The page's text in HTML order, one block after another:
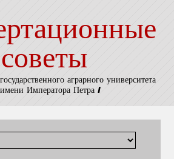
советы
аграрного университета
имени Императора Петра I